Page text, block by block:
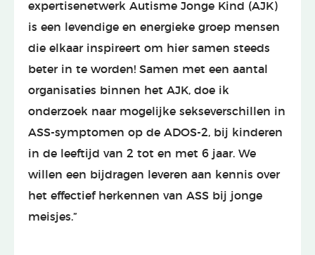
expertisenetwerk Autisme Jonge Kind (AJK)
is een levendige en energieke groep mensen
die elkaar inspireert om hier samen steeds
beter in te worden! Samen met een aantal
organisaties binnen het AJK, doe ik
onderzoek naar mogelijke sekseverschillen in
ASS-symptomen op de ADOS-2, bij kinderen
in de leeftijd van 2 tot en met 6 jaar. We
willen een bijdragen leveren aan kennis over
het effectief herkennen van ASS bij jonge
meisjes.”